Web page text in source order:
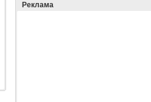
Реклама